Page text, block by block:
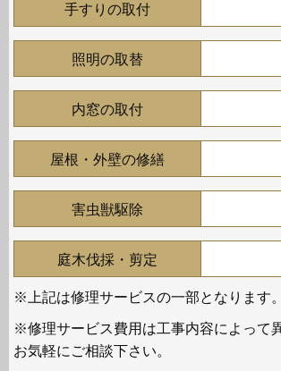
手すりの取付
照明の取替
内窓の取付
屋根・外壁の修繕
害虫獣駆除
庭木伐採・剪定
※上記は修理サービスの一部となります。
※修理サービス費用は工事内容によって
お気軽にご相談下さい。